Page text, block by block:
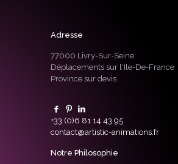
Adresse
77000 Livry-Sur-Seine
Déplacements sur l'Ile-De-France
Province sur devis
+33 (0)6 81 14 43 95
contact@artistic-animations.fr
Notre Philosophie